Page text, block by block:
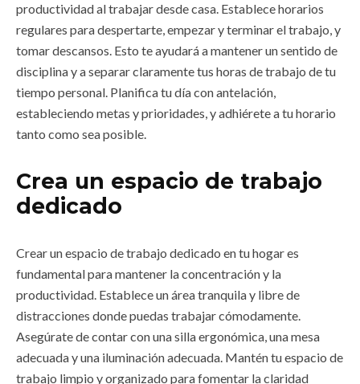
productividad al trabajar desde casa. Establece horarios
regulares para despertarte, empezar y terminar el trabajo, y
tomar descansos. Esto te ayudará a mantener un sentido de
disciplina y a separar claramente tus horas de trabajo de tu
tiempo personal. Planifica tu día con antelación,
estableciendo metas y prioridades, y adhiérete a tu horario
tanto como sea posible.
Crea un espacio de trabajo
dedicado
Crear un espacio de trabajo dedicado en tu hogar es
fundamental para mantener la concentración y la
productividad. Establece un área tranquila y libre de
distracciones donde puedas trabajar cómodamente.
Asegúrate de contar con una silla ergonómica, una mesa
adecuada y una iluminación adecuada. Mantén tu espacio de
trabajo limpio y organizado para fomentar la claridad